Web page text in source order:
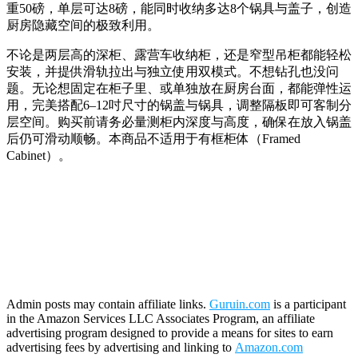
重50磅，单层可达8磅，能同时收纳多达8个锅具与盖子，创造
厨房隐藏空间的极致利用。
不论是两层高的深柜、露营车收纳柜，还是窄型吊柜都能轻松
安装，并提供滑轨拉出与独立使用双模式。不想钻孔也没问
题。无论想固定在柜子里、或单独放在厨房台面，都能弹性运
用，完美搭配6–12吋尺寸的锅盖与锅具，调整隔板即可客制分
层空间。购买前请务必量测柜内深度与高度，确保在放入锅盖
后仍可滑动顺畅。本商品不适用于有框柜体（Framed
Cabinet）。
Admin posts may contain affiliate links. Guruin.com is a participant
in the Amazon Services LLC Associates Program, an affiliate
advertising program designed to provide a means for sites to earn
advertising fees by advertising and linking to Amazon.com